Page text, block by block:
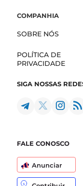
COMPANHIA
SOBRE NÓS
POLÍTICA DE
PRIVACIDADE
SIGA NOSSAS
FALE CONOSCO
Anunciar